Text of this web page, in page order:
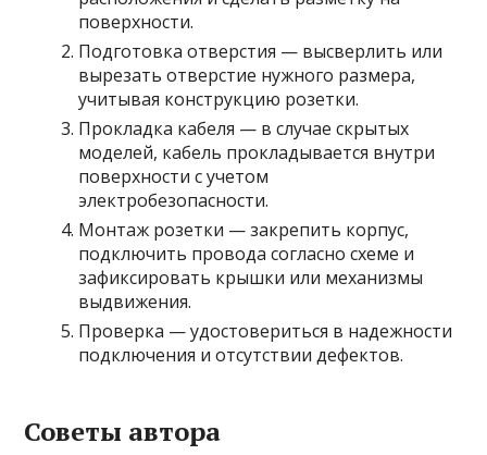
поверхности.
Подготовка отверстия — высверлить или
вырезать отверстие нужного размера,
учитывая конструкцию розетки.
Прокладка кабеля — в случае скрытых
моделей, кабель прокладывается внутри
поверхности с учетом
электробезопасности.
Монтаж розетки — закрепить корпус,
подключить провода согласно схеме и
зафиксировать крышки или механизмы
выдвижения.
Проверка — удостовериться в надежности
подключения и отсутствии дефектов.
Советы автора